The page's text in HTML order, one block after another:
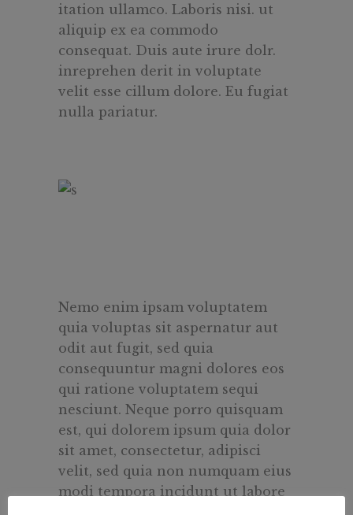
itation ullamco. Laboris nisi. ut
aliquip ex ea commodo
consequat. Duis aute irure dolr.
inreprehen derit in voluptate
velit esse cillum dolore. Eu fugiat
nulla pariatur.
Nemo enim ipsam voluptatem
quia voluptas sit aspernatur aut
odit aut fugit, sed quia
consequuntur magni dolores eos
qui ratione voluptatem sequi
nesciunt. Neque porro quisquam
est, qui dolorem ipsum quia dolor
sit amet, consectetur, adipisci
velit, sed quia non numquam eius
modi tempora incidunt ut labore